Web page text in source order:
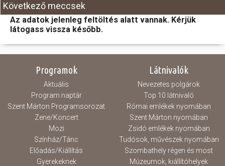
Következő meccsek
Az adatok jelenleg feltöltés alatt vannak. Kérjük
látogass vissza később.
Programok
Aktuális
Program naptár
Szent Márton Programsorozat
Zene/Koncert
Mozi
Színház/Tánc
Előadás/Kiállítás
Gyerekeknek
Látnivalók
Nevezetes polgárok
Top 10 látnivaló
Római emlékek nyomában
Szent Márton nyomában
Zsidó emlékek nyomában
Tudósok, művészek nyomában
Szombathely régen és most
Múzeumok, kiállítóhelyek